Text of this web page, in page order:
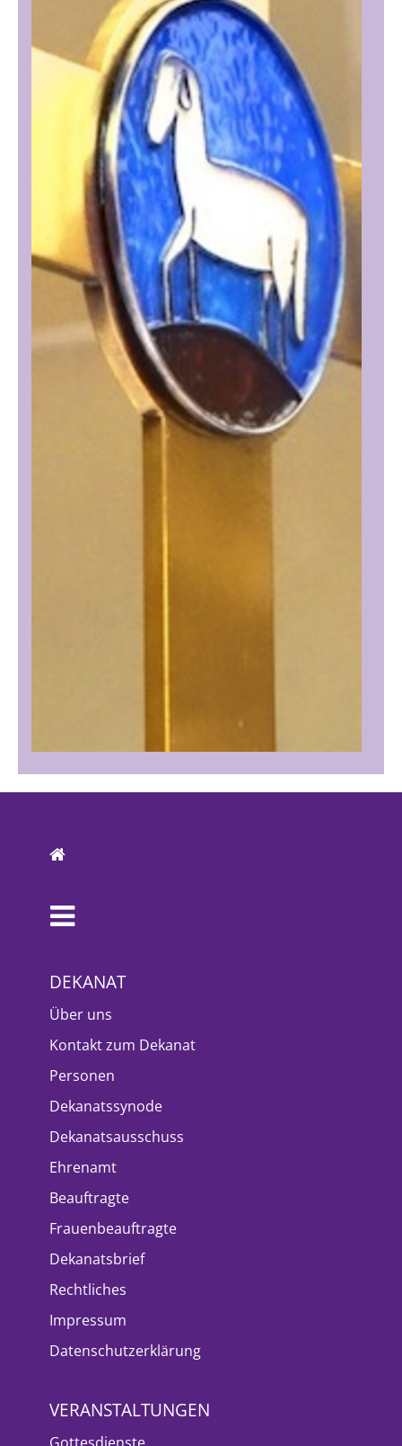
DEKANAT
Über uns
Kontakt zum Dekanat
Personen
Dekanatssynode
Dekanatsausschuss
Ehrenamt
Beauftragte
Frauenbeauftragte
Dekanatsbrief
Rechtliches
Impressum
Datenschutzerklärung
VERANSTALTUNGEN